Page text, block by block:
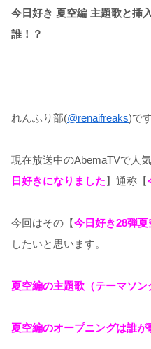
今日好き 夏空編 主題歌と挿
誰！？
れんふり部(@renaifreaks)です
現在放送中のAbemaTVで人
日好きになりました】通称【
今回はその【今日好き28弾夏
したいと思います。
夏空編の主題歌（テーマソン
夏空編のオープニングは誰が